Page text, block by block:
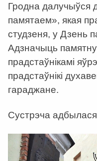
Гродна далучыўся
памятаем», якая
студзеня, у Дзень
Адзначыць
прадстаўнікамі
прадстаўнікі
гараджане.
Cустрэча